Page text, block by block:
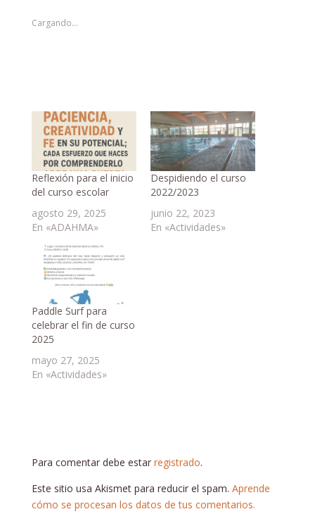
Cargando...
Reflexión para el inicio
del curso escolar
agosto 29, 2025
En «ADAHMA»
Despidiendo el curso
2022/2023
junio 22, 2023
En «Actividades»
Paddle Surf para
celebrar el fin de curso
2025
mayo 27, 2025
En «Actividades»
Para comentar debe estar registrado.
Este sitio usa Akismet para reducir el spam. Aprende
cómo se procesan los datos de tus comentarios.